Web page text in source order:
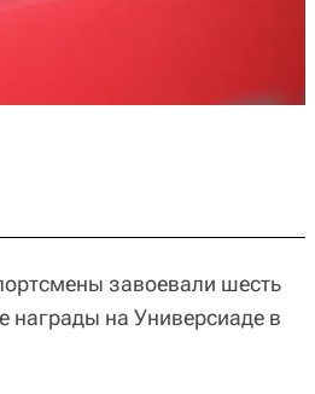
завоевали шесть
награды на Универсиаде в